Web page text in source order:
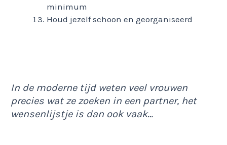
minimum
Houd jezelf schoon en georganiseerd
In de moderne tijd weten veel vrouwen
precies wat ze zoeken in een partner, het
wensenlijstje is dan ook vaak…